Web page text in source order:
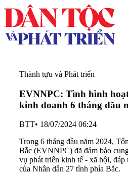
Thành tựu và Phát triển
EVNNPC: Tình hình
kinh doanh 6 tháng đầu
BTT• 18/07/2024 06:24
Trong 6 tháng đầu năm 2024,
Bắc (EVNNPC) đã đảm bảo
vụ phát triển kinh tế - xã hội, đáp
của Nhân dân 27 tỉnh phía Bắc.